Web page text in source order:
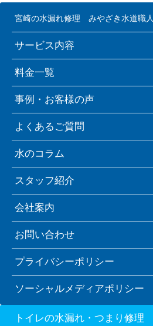
宮崎の水漏れ修理 みやざき水道職人
サービス内容
料金一覧
事例・お客様の声
よくあるご質問
水のコラム
スタッフ紹介
会社案内
お問い合わせ
プライバシーポリシー
ソーシャルメディアポリシー
トイレの水漏れ・つまり修理